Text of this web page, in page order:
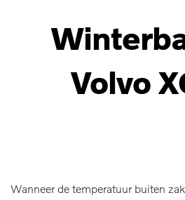
Volvo
Wanneer de temperatuur buiten